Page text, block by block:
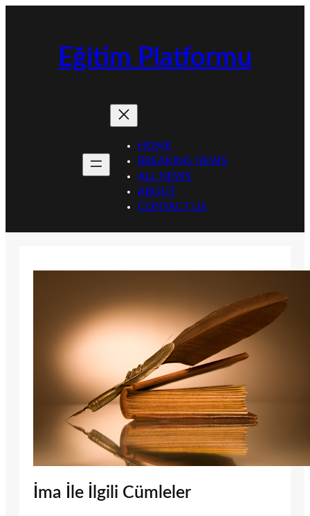
Eğitim Platformu
HOME
BREAKING NEWS
ALL NEWS
ABOUT
CONTACT US
İma İle İlgili Cümleler